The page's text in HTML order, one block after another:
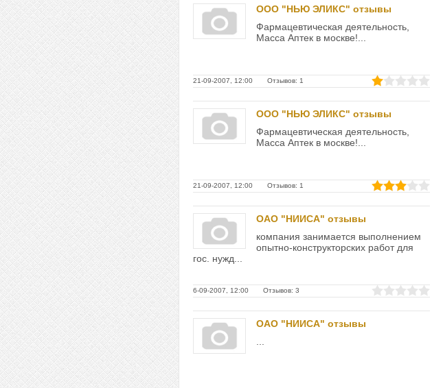
ООО "НЬЮ ЭЛИКС" отзывы
Фармацевтическая деятельность,
Масса Аптек в москве!...
21-09-2007, 12:00 Отзывов: 1
ООО "НЬЮ ЭЛИКС" отзывы
Фармацевтическая деятельность,
Масса Аптек в москве!...
21-09-2007, 12:00 Отзывов: 1
ОАО "НИИСА" отзывы
компания занимается выполнением
опытно-конструкторских работ для
гос. нужд...
6-09-2007, 12:00 Отзывов: 3
ОАО "НИИСА" отзывы